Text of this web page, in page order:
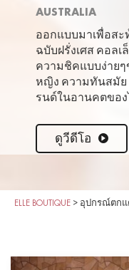
AUSTRALIA
ออกแบบมาเพื่อส
ฉบับฝรั่งเศส คอลเ
ความชิคแบบง่ายๆ
หญิง ความทันสมัย
รนด์ในอานคตขอ
ดูวีดีโอ
ELLE BOUTIQUE > อุปกรณ์ตกแ